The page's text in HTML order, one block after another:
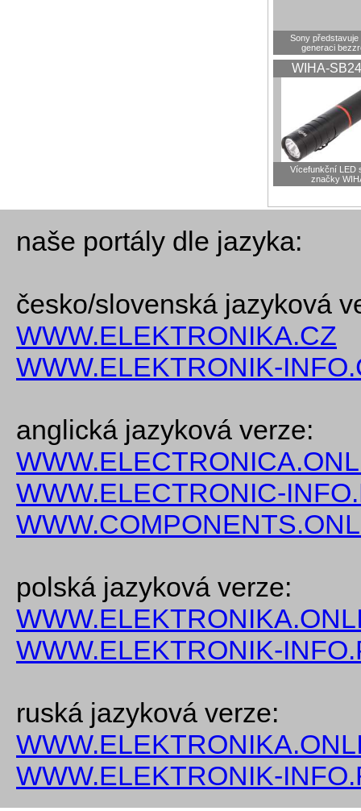
Sony představuje
generaci
WIHA-
Vícefunkční LED
značky
naše portály dle jazyka:
česko/slovenská jazyková
WWW.ELEKTRONIKA.CZ
WWW.ELEKTRONIK-
anglická jazyková verze:
WWW.ELECTRONIC-
polská jazyková verze:
WWW.ELEKTRONIK-
ruská jazyková verze:
WWW.ELEKTRONIK-